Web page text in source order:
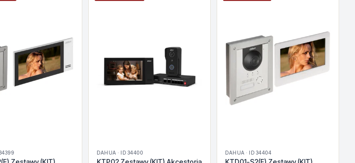
DAHUA · ID 34400 DAHUA · ID 34404